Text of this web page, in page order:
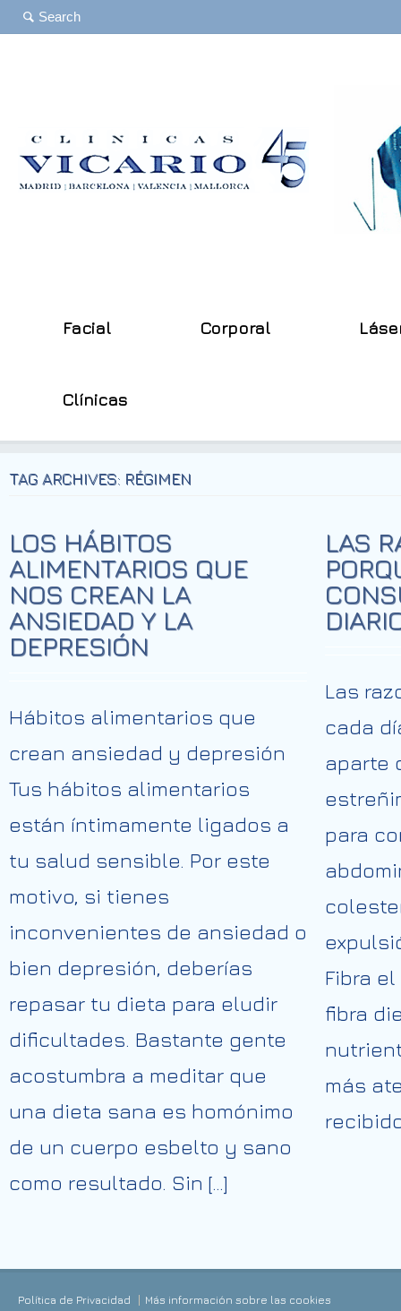
Facial Corporal
Clínicas
TAG ARCHIVES: RÉGIMEN
LOS HÁBITOS
ALIMENTARIOS QUE
NOS CREAN LA
ANSIEDAD Y LA
DEPRESIÓN
Hábitos alimentarios que
crean ansiedad y depresión
Tus hábitos alimentarios
están íntimamente ligados a
tu salud sensible. Por este
motivo, si tienes
inconvenientes de ansiedad o
bien depresión, deberías
repasar tu dieta para eludir
dificultades. Bastante gente
acostumbra a meditar que
una dieta sana es homónimo
de un cuerpo esbelto y sano
como resultado. Sin […]
LAS
Las
cada
aparte
para
Fibra
fibra
más
Política de Privacidad
Más información sobre las cookies